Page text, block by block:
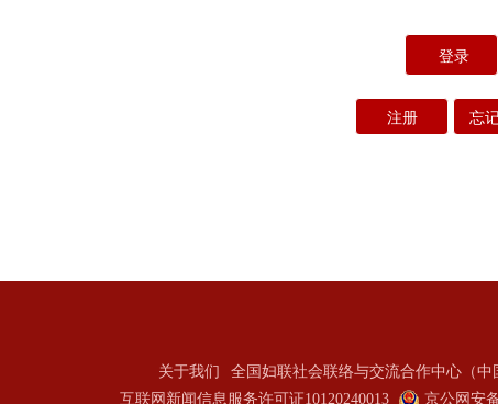
关于我们
全国妇联社会联络与交流合作中心（
互联网新闻信息服务许可证10120240013
京公网安